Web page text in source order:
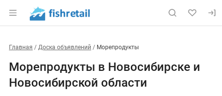
Главная Доска объявлений Морепродукты
Морепродукты в Новосибирске и
Новосибирской области